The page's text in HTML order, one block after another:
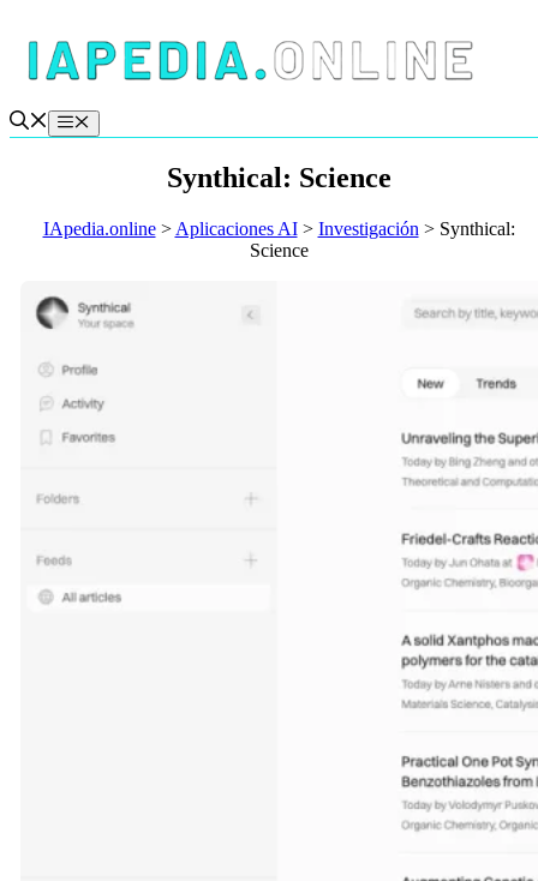
contenido
Menú
Synthical: Science
IApedia.online> Aplicaciones AI> Investigación > Synthical:
Science